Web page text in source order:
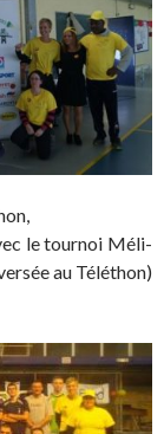
le tournoi Méli-
au Téléthon)